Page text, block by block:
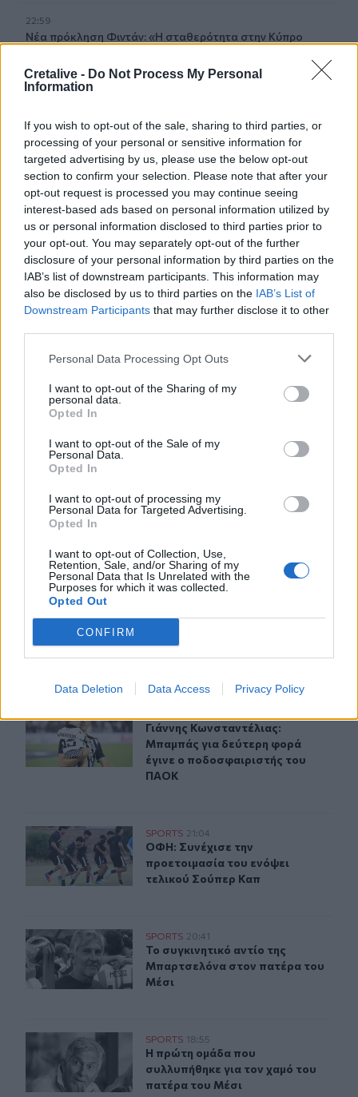
Cretalive - Do Not Process My Personal
Information
If you wish to opt-out of the sale, sharing to third parties, or
processing of your personal or sensitive information for
targeted advertising by us, please use the below opt-out
section to confirm your selection. Please note that after your
opt-out request is processed you may continue seeing
interest-based ads based on personal information utilized by
us or personal information disclosed to third parties prior to
your opt-out. You may separately opt-out of the further
disclosure of your personal information by third parties on the
IAB’s list of downstream participants. This information may
also be disclosed by us to third parties on the IAB’s List of
Downstream Participants that may further disclose it to other
Personal Data Processing Opt Outs
I want to opt-out of the Sharing of my
personal data.
Opted In
I want to opt-out of the Sale of my
Personal Data.
Opted In
I want to opt-out of processing my
Personal Data for Targeted Advertising.
Opted In
I want to opt-out of Collection, Use,
Retention, Sale, and/or Sharing of my
Personal Data that Is Unrelated with the
Purposes for which it was collected.
Opted Out
CONFIRM
Data Deletion Data Access Privacy Policy
22:59
Νέα πρόκληση Φιντάν: «Η σταθερότητα στην Κύπρο
22:53
Ζωγράφου
22:45
Σητεία: Ένα τσιγάρο παραλίγο να βάλει φωτιά στις
Λιθίνες
22:38
Ιωάννα Τούνη: Στο νοσοκομείο με τροφική δηλητηρίαση η
influencer
22:32
Νέο χτύπημα στα Στενά του Ορμούζ: Βλήμα έπληξε
παντρεύονται ο Κριστιάνο Ρονάλντο με την Χεορχίνα -
Βίντεο
ΣΧΕΤΙΚA AΡΘΡΑ
φιλικό πριν από τον ΟΦΗ
Γιάννης Κωνσταντέλιας: Μπαμπάς για δεύτερη φορά
Γιάννης Κωνσταντέλιας: Μπαμπάς
Γιάννης Κωνσταντέλιας:
Μπαμπάς για δεύτερη φορά
έγινε ο ποδοσφαιριστής του
ΠΑΟΚ
ΟΦΗ: Συνέχισε την προετοιμασία του ενόψει τελικού
SPORTS 21:04
ΟΦΗ: Συνέχισε την προετοιμασία
ΟΦΗ: Συνέχισε την
προετοιμασία του ενόψει
τελικού Σούπερ Καπ
Το συγκινητικό αντίο της Μπαρτσελόνα στον πατέρα
SPORTS 20:41
Το συγκινητικό αντίο της
Το συγκινητικό αντίο της
Μπαρτσελόνα στον πατέρα του
Μέσι
Η πρώτη ομάδα που συλλυπήθηκε για τον χαμό του
SPORTS 18:55
Η πρώτη ομάδα που συλλυπήθηκε
Η πρώτη ομάδα που
συλλυπήθηκε για τον χαμό του
πατέρα του Μέσι